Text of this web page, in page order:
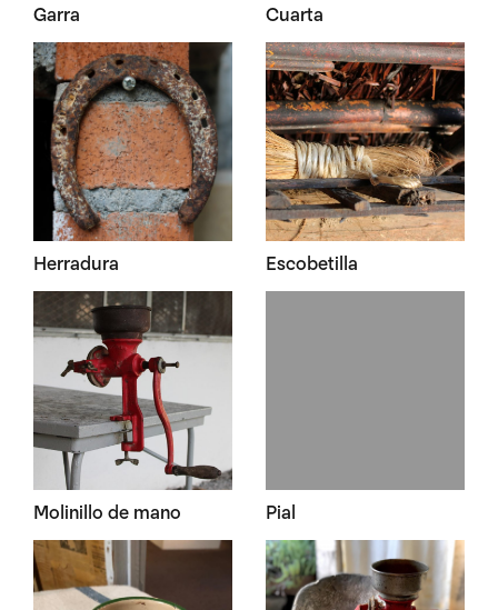
Garra Cuarta
Herradura Escobetilla
Molinillo de mano Pial